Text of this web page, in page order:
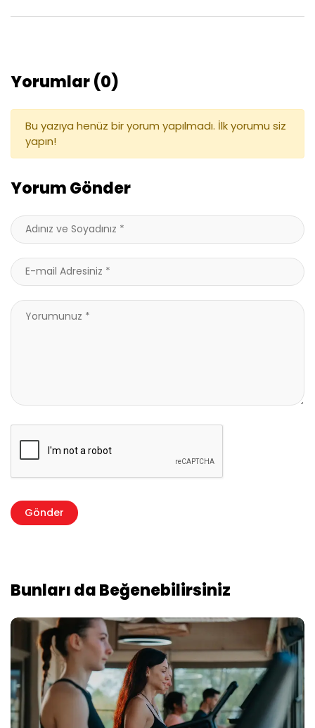
Yorumlar (0)
Bu yazıya henüz bir yorum yapılmadı. İlk yorumu siz
yapın!
Yorum Gönder
Bunları da Beğenebilirsiniz